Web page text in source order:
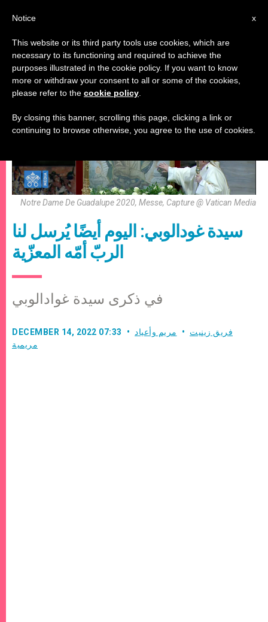
مريم وأعياد مريمية
Notre Dame De Guadalupe 2020, Messe, Capture @ Vatican Media
سيدة غودالوبي: اليوم أيضًا يُرسل لنا
الربّ أمّه المعزّية
في ذكرى سيدة غوادالوبي
DECEMBER 14, 2022 07:33 فريق زينيت
مريم وأعياد
مريمية
x
Notice
This website or its third party tools use cookies, which are
necessary to its functioning and required to achieve the
purposes illustrated in the cookie policy. If you want to know
more or withdraw your consent to all or some of the cookies,
please refer to the cookie policy
By closing this banner, scrolling this page, clicking a link or
continuing to browse otherwise, you agree to the use of cookies.